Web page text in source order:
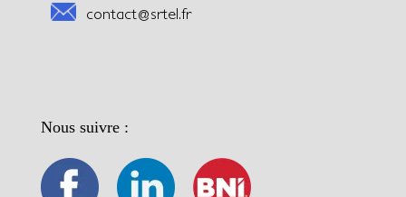
contact@srtel.fr
Nous suivre :